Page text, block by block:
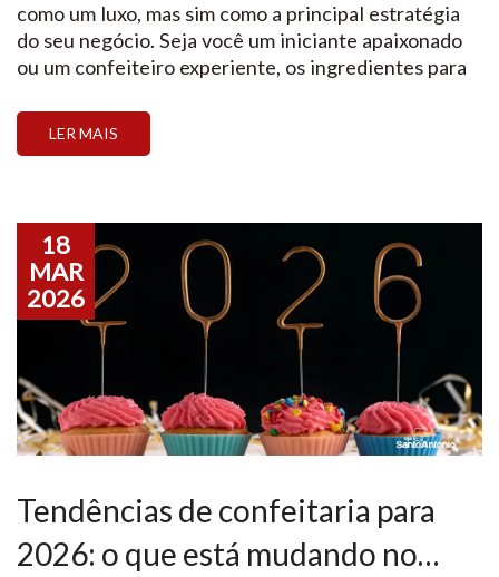
como um luxo, mas sim como a principal estratégia
do seu negócio. Seja você um iniciante apaixonado
ou um confeiteiro experiente, os ingredientes para
criações. Manter um padrão rigoroso é o segredo
para a fidelização de clientes. […]
LER MAIS
Tendências de confeitaria para
2026: o que está mudando no
18
MAR
2026